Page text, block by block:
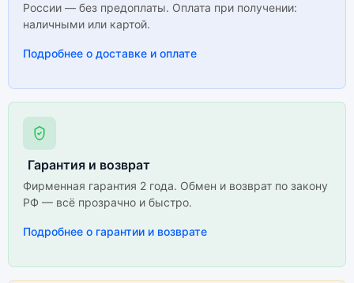
России — без предоплаты. Оплата при получении:
наличными или картой.
Подробнее о доставке и оплате
Гарантия и возврат
Фирменная гарантия 2 года. Обмен и возврат по закону
РФ — всё прозрачно и быстро.
Подробнее о гарантии и возврате